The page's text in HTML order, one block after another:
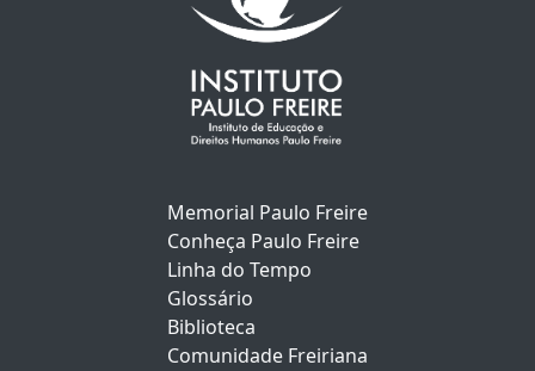
Memorial Paulo Freire
Conheça Paulo Freire
Linha do Tempo
Glossário
Biblioteca
Comunidade Freiriana